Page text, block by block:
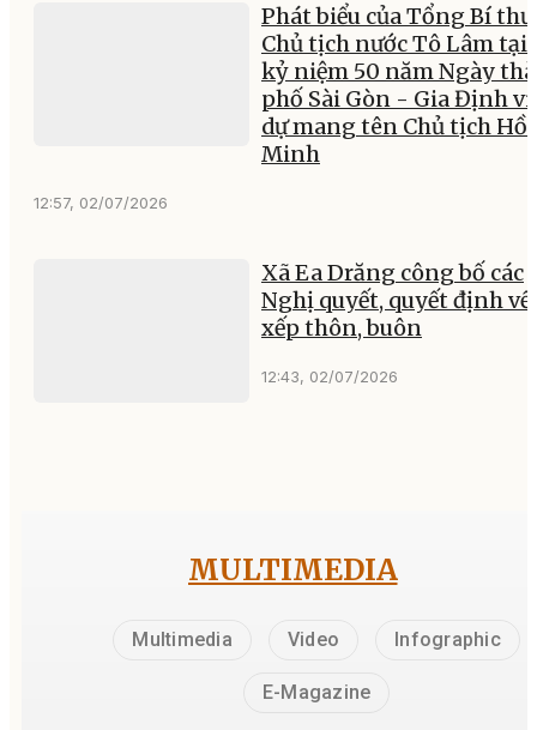
Phát biểu của Tổng Bí thư,
Chủ tịch nước Tô Lâm tại
kỷ niệm 50 năm Ngày
phố Sài Gòn - Gia Định
dự mang tên Chủ tịch Hồ
Minh
12:57, 02/07/2026
Xã Ea Drăng công bố các
Nghị quyết, quyết định về
xếp thôn, buôn
12:43, 02/07/2026
MULTIMEDIA
Multimedia Video Infographic
E-Magazine